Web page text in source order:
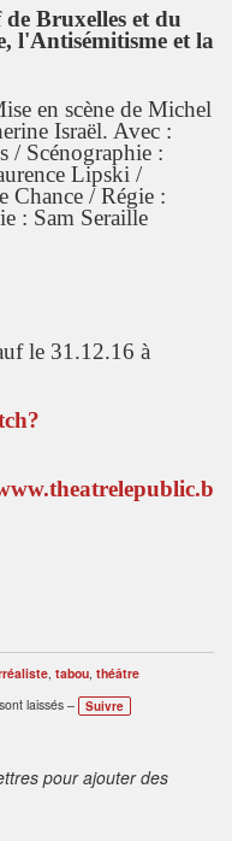
Bruxelles et du
l'Antisémitisme et la
en scène de Michel
Israël. Avec :
/ Scénographie :
Lipski /
Chance / Régie :
: Sam Seraille
le 31.12.16 à
, tabou, théâtre
laissés –
Suivre
pour ajouter des